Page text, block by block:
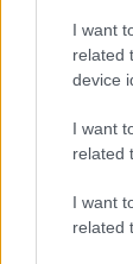
I want
related
device
I want
related
I want
related
Los fans de